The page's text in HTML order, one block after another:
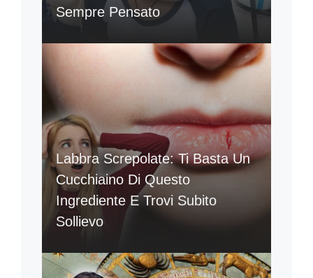
Sempre Pensato
Labbra Screpolate: Ti Basta Un
Cucchiaino Di Questo
Ingrediente E Trovi Subito
Sollievo